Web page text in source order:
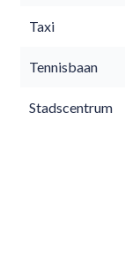
Taxi
Tennisbaan
Stadscentrum